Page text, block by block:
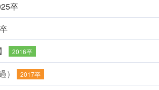
卒
2016卒
） 2017卒